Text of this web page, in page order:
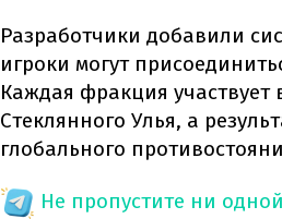
Разработчики добавили
игроки могут
Каждая фракция участвует
Стеклянного Улья, а
глобального
Не пропустите ни